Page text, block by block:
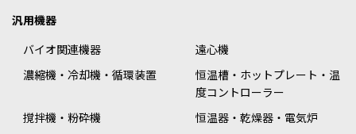
汎用機器
バイオ関連機器
遠心機
濃縮機・冷却機・循環装置
恒温槽・ホットプレート・温
度コントローラー
撹拌機・粉砕機
恒温器・乾燥器・電気炉